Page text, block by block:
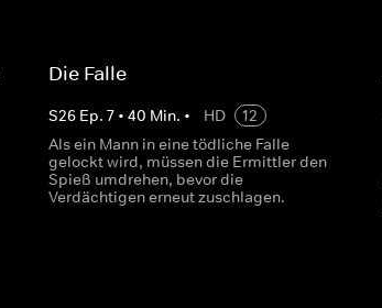
Die Falle
S26 Ep.7 •40 Min. • HD
12
Als ein Mann in eine tödliche Falle
gelockt wird, müssen die Ermittler den
Spieß umdrehen, bevor die
Verdächtigen erneut zuschlagen.